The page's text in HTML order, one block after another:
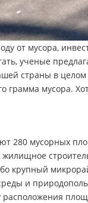
от мусора,
ученые
страны в целом
грамма мусора.
280 мусорных
крупный
и